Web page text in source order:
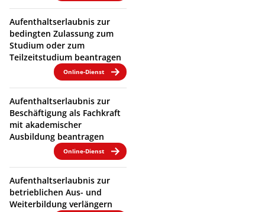
Aufenthaltserlaubnis zur
bedingten Zulassung zum
Studium oder zum
Teilzeitstudium beantragen
Online-Dienst
Aufenthaltserlaubnis zur
Beschäftigung als Fachkraft
mit akademischer
Ausbildung beantragen
Online-Dienst
Aufenthaltserlaubnis zur
betrieblichen Aus- und
Weiterbildung verlängern